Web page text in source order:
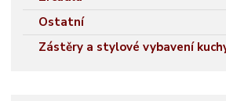
Ostatní
Zástěry a stylové vybavení